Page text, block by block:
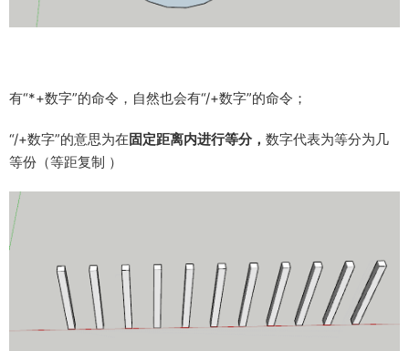
有“*+数字”的命令，自然也会有“/+数字”的命令；
“/+数字”的意思为在固定距离内进行等分， 数字代表为等分为几
等份（等距复制 ）